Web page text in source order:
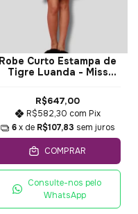
Robe Curto Estampa de
Tigre Luanda - Miss
R$647,00
R$582,30 com Pix
6 x de R$107,83 sem juros
COMPRAR
Consulte-nos pelo
WhatsApp